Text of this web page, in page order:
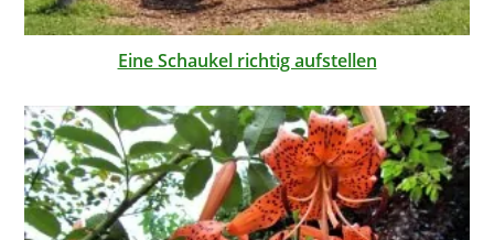
Eine Schaukel richtig aufstellen